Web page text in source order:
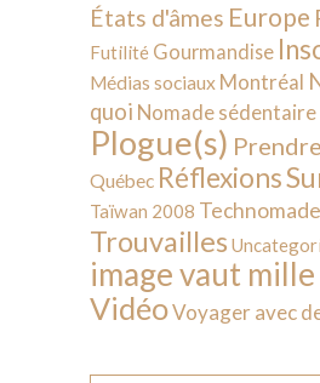
États d'âmes Europe
Futilité Gourmandise
Médias sociaux Montréal
quoi Nomade sédentaire
Plogue(s)
Québec Réflexions
Taïwan 2008 Technomade
Trouvailles
image vaut
VidéoVoyager avec